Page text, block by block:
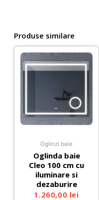
Produse similare
Oglinzi baie
Oglinda baie
Cleo 100 cm cu
iluminare si
dezaburire
1.260,00 lei